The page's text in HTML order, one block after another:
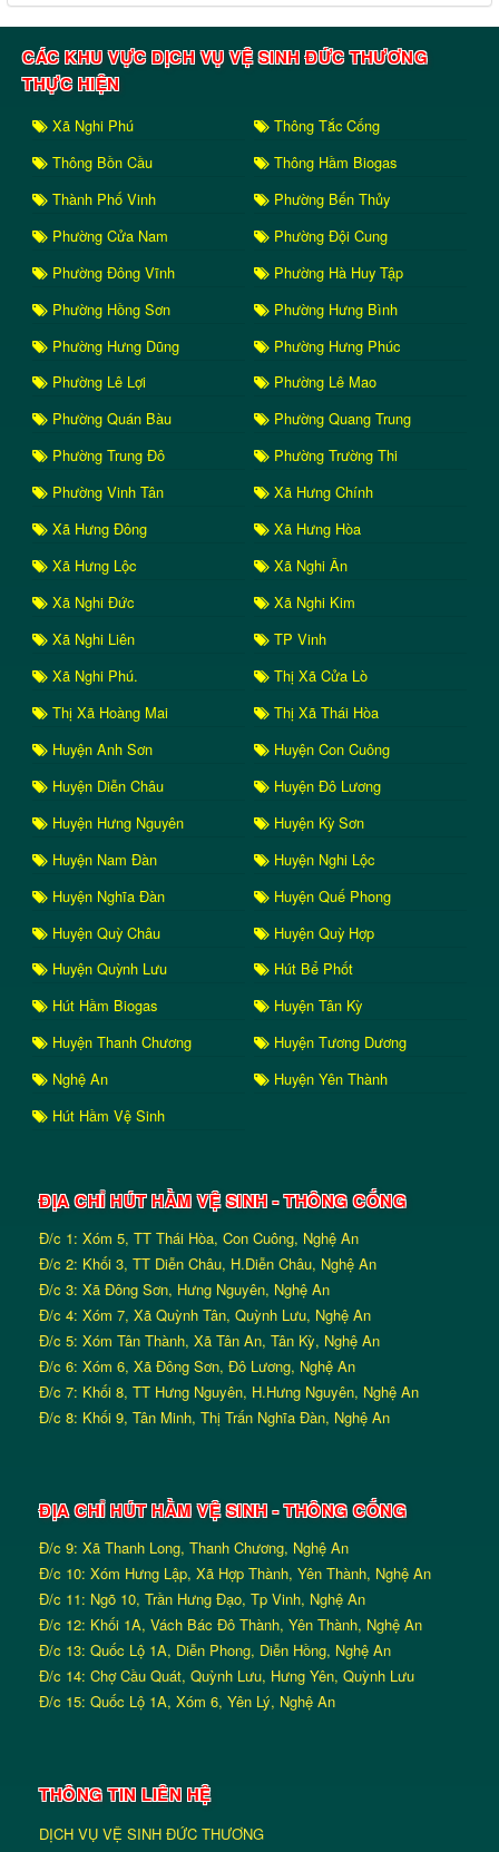
CÁC KHU VỰC DỊCH VỤ VỆ SINH ĐỨC THƯƠNG
THỰC HIỆN
Xã Nghi Phú
Thông Tắc Cống
Thông Bồn Cầu
Thông Hầm Biogas
Thành Phố Vinh
Phường Bến Thủy
Phường Cửa Nam
Phường Đội Cung
Phường Đông Vĩnh
Phường Hà Huy Tập
Phường Hồng Sơn
Phường Hưng Bình
Phường Hưng Dũng
Phường Hưng Phúc
Phường Lê Lợi
Phường Lê Mao
Phường Quán Bàu
Phường Quang Trung
Phường Trung Đô
Phường Trường Thi
Phường Vinh Tân
Xã Hưng Chính
Xã Hưng Đông
Xã Hưng Hòa
Xã Hưng Lộc
Xã Nghi Ân
Xã Nghi Đức
Xã Nghi Kim
Xã Nghi Liên
TP Vinh
Xã Nghi Phú.
Thị Xã Cửa Lò
Thị Xã Hoàng Mai
Thị Xã Thái Hòa
Huyện Anh Sơn
Huyện Con Cuông
Huyện Diễn Châu
Huyện Đô Lương
Huyện Hưng Nguyên
Huyện Kỳ Sơn
Huyện Nam Đàn
Huyện Nghi Lộc
Huyện Nghĩa Đàn
Huyện Quế Phong
Huyện Quỳ Châu
Huyện Quỳ Hợp
Huyện Quỳnh Lưu
Hút Bể Phốt
Hút Hầm Biogas
Huyện Tân Kỳ
Huyện Thanh Chương
Huyện Tương Dương
Nghệ An
Huyện Yên Thành
Hút Hầm Vệ Sinh
ĐỊA CHỈ HÚT HẦM VỆ SINH - THÔNG CỐNG
Đ/c 1: Xóm 5, TT Thái Hòa, Con Cuông, Nghệ An
Đ/c 2: Khối 3, TT Diễn Châu, H.Diễn Châu, Nghệ An
Đ/c 3: Xã Đông Sơn, Hưng Nguyên, Nghệ An
Đ/c 4: Xóm 7, Xã Quỳnh Tân, Quỳnh Lưu, Nghệ An
Đ/c 5: Xóm Tân Thành, Xã Tân An, Tân Kỳ, Nghệ An
Đ/c 6: Xóm 6, Xã Đông Sơn, Đô Lương, Nghệ An
Đ/c 7: Khối 8, TT Hưng Nguyên, H.Hưng Nguyên, Nghệ An
Đ/c 8: Khối 9, Tân Minh, Thị Trấn Nghĩa Đàn, Nghệ An
ĐỊA CHỈ HÚT HẦM VỆ SINH - THÔNG CỐNG
Đ/c 9: Xã Thanh Long, Thanh Chương, Nghệ An
Đ/c 10: Xóm Hưng Lập, Xã Hợp Thành, Yên Thành, Nghệ An
Đ/c 11: Ngõ 10, Trần Hưng Đạo, Tp Vinh, Nghệ An
Đ/c 12: Khối 1A, Vách Bác Đô Thành, Yên Thành, Nghệ An
Đ/c 13: Quốc Lộ 1A, Diễn Phong, Diễn Hồng, Nghệ An
Đ/c 14: Chợ Cầu Quát, Quỳnh Lưu, Hưng Yên, Quỳnh Lưu
Đ/c 15: Quốc Lộ 1A, Xóm 6, Yên Lý, Nghệ An
THÔNG TIN LIÊN HỆ
DỊCH VỤ VỆ SINH ĐỨC THƯƠNG